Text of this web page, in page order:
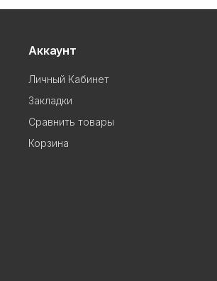
Аккаунт
Личный Кабинет
Закладки
Сравнить товары
Корзина